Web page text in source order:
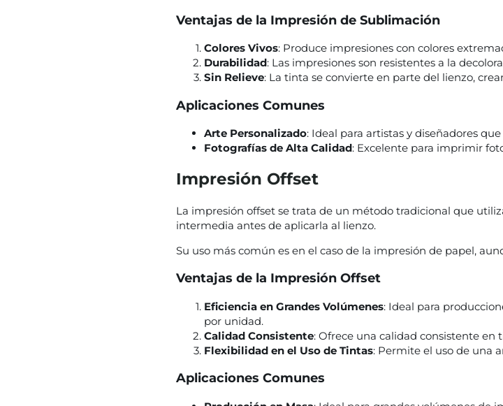
Ventajas de la Impresión de Sublimación
Colores Vivos: Produce impresiones con colores
Durabilidad: Las impresiones son resistentes a la
Sin Relieve: La tinta se convierte en parte del lienzo,
Aplicaciones Comunes
Arte Personalizado: Ideal para artistas y diseñadores
Fotografías de Alta Calidad: Excelente para imprimir
Impresión Offset
La impresión offset se trata de un método tradicional que
intermedia antes de aplicarla al lienzo.
Su uso más común es en el caso de la impresión de papel,
Ventajas de la Impresión Offset
Eficiencia en Grandes Volúmenes: Ideal para
por unidad.
Calidad Consistente: Ofrece una calidad consistente en
Flexibilidad en el Uso de Tintas: Permite el uso de una
Aplicaciones Comunes